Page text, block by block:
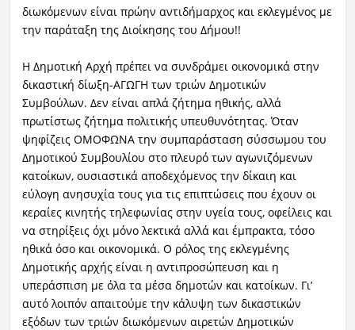
διωκόμενων είναι πρώην αντιδήμαρχος και εκλεγμένος με
την παράταξη της Διοίκησης του Δήμου!!
Η Δημοτική Αρχή πρέπει να συνδράμει οικονομικά στην
δικαστική δίωξη-ΑΓΩΓΗ των τριών Δημοτικών
Συμβούλων. Δεν είναι απλά ζήτημα ηθικής, αλλά
πρωτίστως ζήτημα πολιτικής υπευθυνότητας. Όταν
ψηφίζεις ΟΜΟΦΩΝΑ την συμπαράσταση σύσσωμου του
Δημοτικού Συμβουλίου στο πλευρό των αγωνιζόμενων
κατοίκων, ουσιαστικά αποδεχόμενος την δίκαιη και
εύλογη ανησυχία τους για τις επιπτώσεις που έχουν οι
κεραίες κινητής τηλεφωνίας στην υγεία τους, οφείλεις και
να στηρίξεις όχι μόνο λεκτικά αλλά και έμπρακτα, τόσο
ηθικά όσο και οικονομικά. Ο ρόλος της εκλεγμένης
Δημοτικής αρχής είναι η αντιπροσώπευση και η
υπεράσπιση με όλα τα μέσα δημοτών και κατοίκων. Γι’
αυτό λοιπόν απαιτούμε την κάλυψη των δικαστικών
εξόδων των τριών διωκόμενων αιρετών Δημοτικών